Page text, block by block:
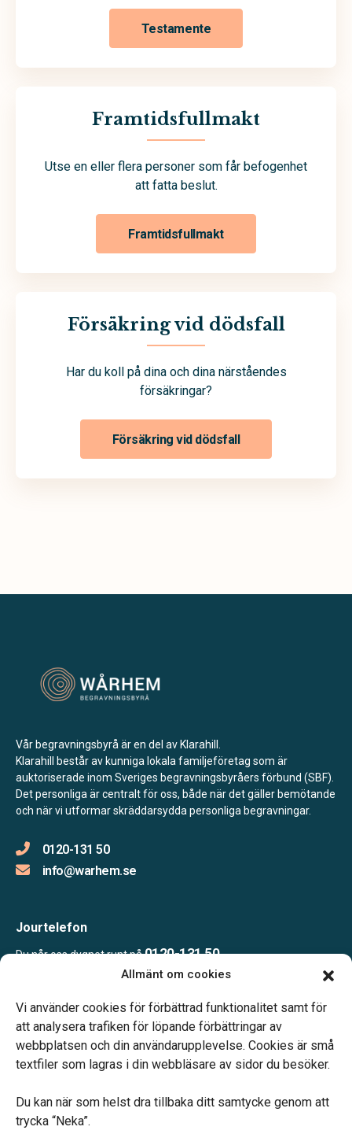
Allmänt om cookies
Vi använder cookies för förbättrad funktionalitet samt för
att analysera trafiken för löpande förbättringar av
webbplatsen och din användarupplevelse. Cookies är små
textfiler som lagras i din webbläsare av sidor du besöker.
Du kan när som helst dra tillbaka ditt samtycke genom att
trycka “Neka”.
Testamente
Framtidsfullmakt
Utse en eller flera personer som får befogenhet
att fatta beslut.
Framtidsfullmakt
Försäkring vid dödsfall
Har du koll på dina och dina närståendes
försäkringar?
Försäkring vid dödsfall
Vår begravningsbyrå är en del av Klarahill.
Klarahill består av kunniga lokala familjeföretag som är
auktoriserade inom Sveriges begravningsbyråers förbund (SBF).
Det personliga är centralt för oss, både när det gäller bemötande
och när vi utformar skräddarsydda personliga begravningar.
0120-131 50
info@warhem.se
Jourtelefon
Du når oss dygnet runt på0120-131 50
Öppettider
Tisdagar och fredagar: 10.00 – 16.00
Jourtelefon dygnet runt.